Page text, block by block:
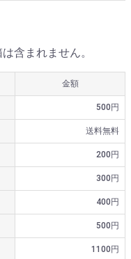
含まれません。
金額
500円
送料無料
200円
300円
400円
500円
1100円